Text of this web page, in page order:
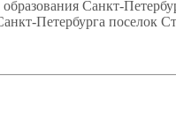
Санкт-
Петербурга поселок